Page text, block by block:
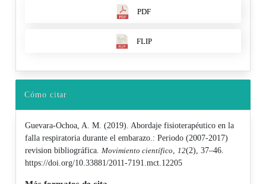
PDF
FLIP
Cómo citar
Guevara-Ochoa, A. M. (2019). Abordaje fisioterapéutico en la
falla respiratoria durante el embarazo.: Periodo (2007-2017)
revision bibliográfica.Movimiento científico,12(2), 37–46.
https://doi.org/10.33881/2011-7191.mct.12205